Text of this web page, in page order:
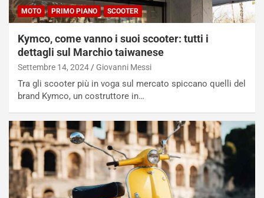
MOTO PRIMO PIANO SCOOTER
Kymco, come vanno i suoi scooter: tutti i
dettagli sul Marchio taiwanese
Settembre 14, 2024 Giovanni Messi
Tra gli scooter più in voga sul mercato spiccano quelli del
brand Kymco, un costruttore in…